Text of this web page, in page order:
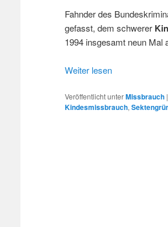
Fahnder des
gefasst, dem schwerer
1994 insgesamt neun
Weiter lesen
Veröffentlicht unterMissbrauch |
Kindesmissbrauch,